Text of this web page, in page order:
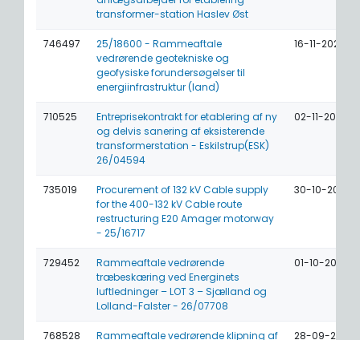
transformer-station Haslev Øst
746497
25/18600 - Rammeaftale
vedrørende geotekniske og
geofysiske forundersøgelser til
energiinfrastruktur (land)
16-11-2026
710525
Entreprisekontrakt for etablering af ny
og delvis sanering af eksisterende
transformerstation - Eskilstrup(ESK)
26/04594
02-11-2026
735019
Procurement of 132 kV Cable supply
for the 400-132 kV Cable route
restructuring E20 Amager motorway
- 25/16717
30-10-2026
729452
Rammeaftale vedrørende
træbeskæring ved Energinets
luftledninger – LOT 3 – Sjælland og
Lolland-Falster - 26/07708
01-10-2026
768528
Rammeaftale vedrørende klipning af
28-09-2026